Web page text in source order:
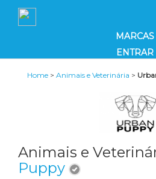
MARCAS
ENTRAR
Home > Animais e Veterinária >
Animais e
Puppy